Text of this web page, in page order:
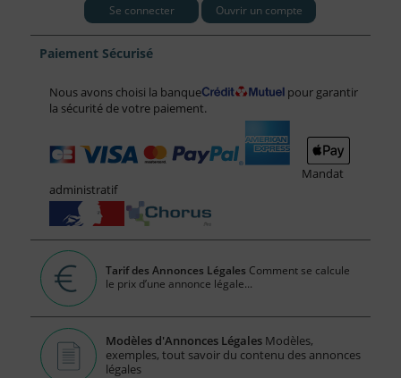
Se connecter Ouvrir un compte
Paiement Sécurisé
Nous avons choisi la banque
pour garantir
la sécurité de votre paiement.
Mandat
administratif
Tarif des Annonces Légales Comment se calcule
le prix d’une annonce légale...
Modèles d'Annonces Légales Modèles,
exemples, tout savoir du contenu des annonces
légales